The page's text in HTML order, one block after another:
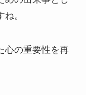
。
心の重要性を再